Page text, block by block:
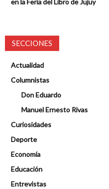
en la Feria del Libro de Jujuy
SECCIONES
Actualidad
Columnistas
Don Eduardo
Manuel Ernesto Rivas
Curiosidades
Deporte
Economía
Educación
Entrevistas